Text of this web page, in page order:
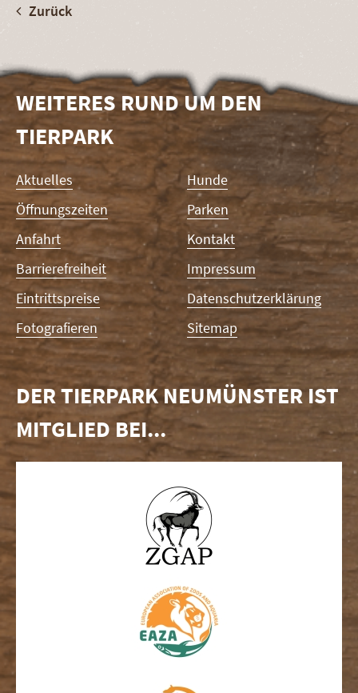
Zurück
WEITERES RUND UM DEN
TIERPARK
Navigation
überspringen
Aktuelles
Öffnungszeiten
Anfahrt
Barrierefreiheit
Eintrittspreise
Fotografieren
Hunde
Parken
Kontakt
Impressum
Datenschutzerklärung
Sitemap
DER TIERPARK NEUMÜNSTER IST
MITGLIED BEI...